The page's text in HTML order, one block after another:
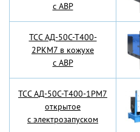
с АВР
TCC АД-50С-Т400-
2РКМ7 в кожухе
с АВР
TCC АД-50С-Т400-1РМ7
открытое
с электрозапуском